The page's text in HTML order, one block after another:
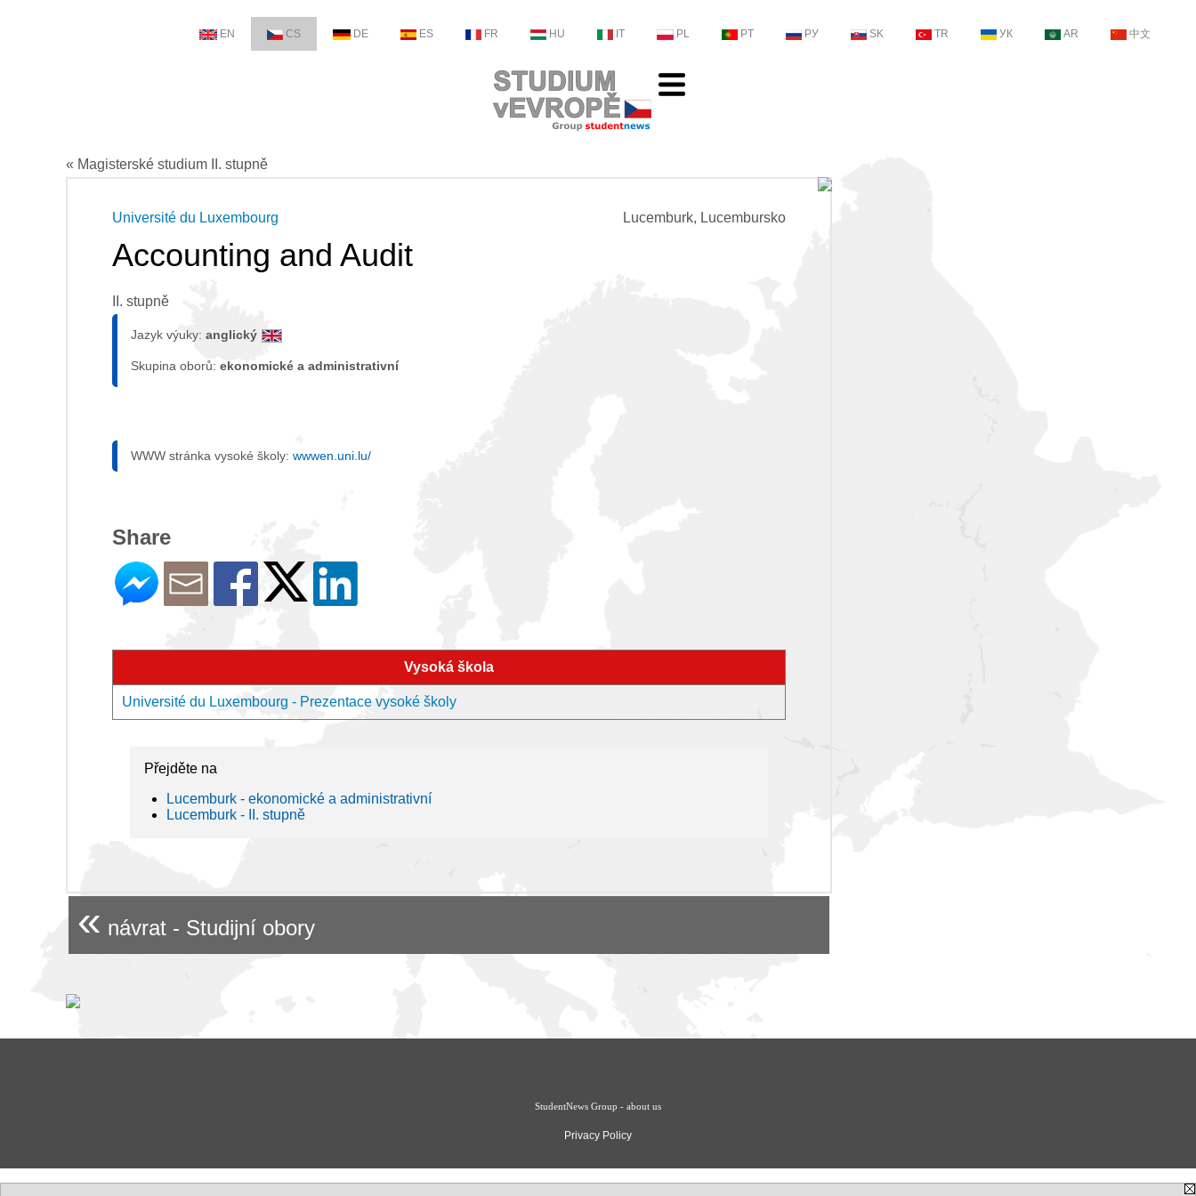
EN CS DE ES FR HU IT PL PT РУ SK TR УК AR 中文
« Magisterské studium II. stupně
Lucemburk, Lucembursko
Université du Luxembourg
Accounting and Audit
II. stupně
Jazyk výuky: anglický
Skupina oborů: ekonomické a administrativní
WWW stránka vysoké školy: wwwen.uni.lu/
Share
Vysoká škola
Université du Luxembourg - Prezentace vysoké školy
Přejděte na
Lucemburk - ekonomické a administrativní
Lucemburk - II. stupně
« návrat - Studijní obory
StudentNews Group - about us
Privacy Policy